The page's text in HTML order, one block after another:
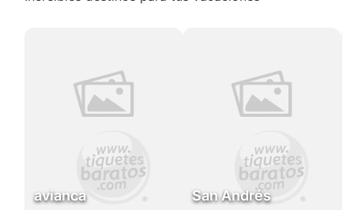
avianca San Andrés